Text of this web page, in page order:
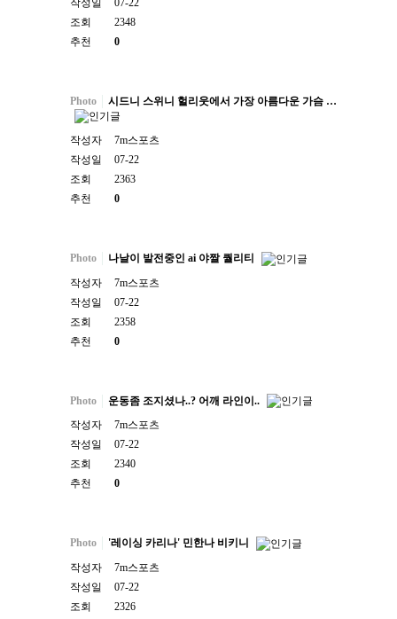
조회
2348
추천
0
Photo 시드니 스위니 헐리웃에서 가장 아름다운 가슴 …
작성자
7m스포츠
작성일
07-22
조회
2363
추천
0
Photo
나날이 발전중인 ai 야짤 퀄리티
작성자
7m스포츠
작성일
07-22
조회
2358
추천
0
Photo
운동좀 조지셨나..? 어깨 라인이..
작성자
7m스포츠
작성일
07-22
조회
2340
추천
0
Photo
'레이싱 카리나' 민한나 비키니
작성자
7m스포츠
작성일
07-22
조회
2326